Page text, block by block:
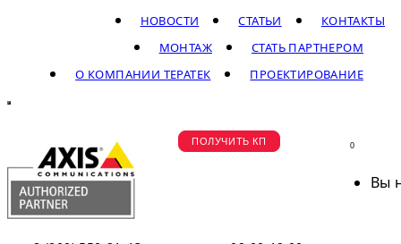
КОНТАКТЫ
СТАТЬИ
НОВОСТИ
СТАТЬ ПАРТНЕРОМ
МОНТАЖ
ПРОЕКТИРОВАНИЕ
О КОМПАНИИ ТЕРАТЕК
ПОЛУЧИТЬ КП 0
Вы